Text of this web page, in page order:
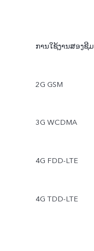
ການໃຊ້ງານສອງຊີມ
2G GSM
3G WCDMA
4G FDD-LTE
4G TDD-LTE